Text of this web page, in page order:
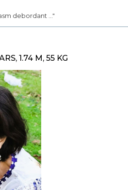
debordant ..."
1.74 M, 55 KG